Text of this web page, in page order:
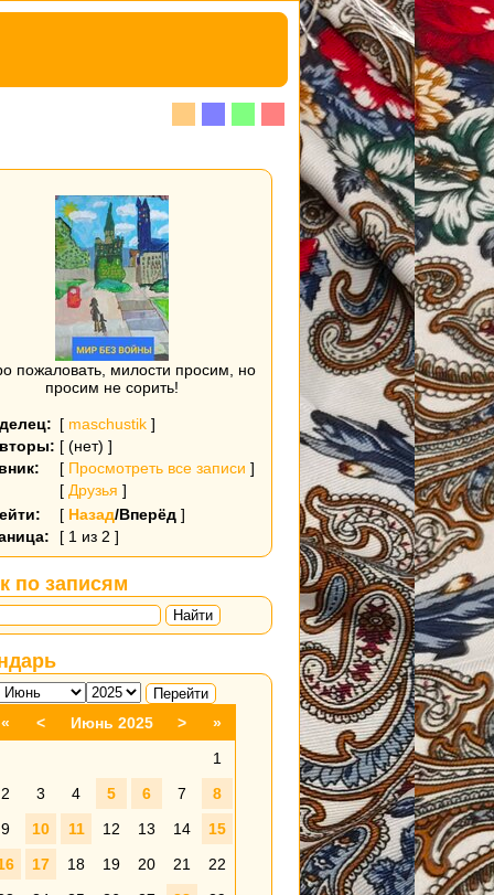
пожаловать, милости просим, но
просим не сорить!
[ maschustik]
[ (нет) ]
[ Просмотреть все записи ]
[ Друзья ]
[ Назад/Вперёд]
[ 1 из 2 ]
по записям
Найти
« < Июнь 2025 >
»
1
2
3 4 5 6 7
8
9
10 11 12 13 14
15
17 18 19 20 21
22